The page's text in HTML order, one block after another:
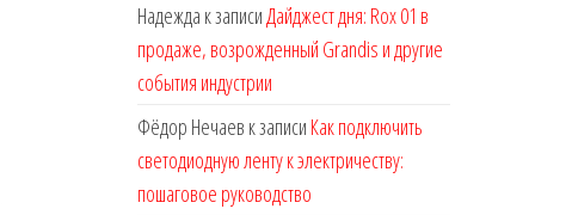
Надежда к записиДайджест дня: Rox 01 в
продаже, возрожденный Grandis и другие
события индустрии
Фёдор Нечаев к записи Как подключить
светодиодную ленту к электричеству:
пошаговое руководство